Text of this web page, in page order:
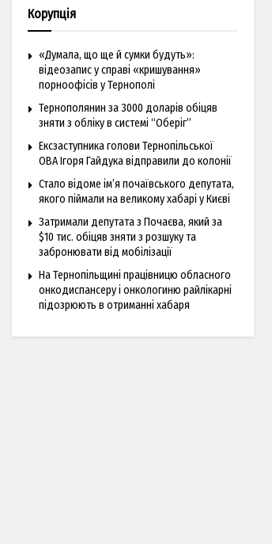
Корупція
«Думала, що ще й сумки будуть»:
відеозапис у справі «кришування»
порноофісів у Тернополі
Тернополянин за 3000 доларів обіцяв
зняти з обліку в системі “Оберіг”
Ексзаступника голови Тернопільської
ОВА Ігоря Гайдука відправили до колонії
Стало відоме ім’я почаївського депутата,
якого піймали на великому хабарі у Києві
Затримали депутата з Почаєва, який за
$10 тис. обіцяв зняти з розшуку та
забронювати від мобілізації
На Тернопільщині працівницю обласного
онкодиспансеру і онкологиню райлікарні
підозрюють в отриманні хабаря